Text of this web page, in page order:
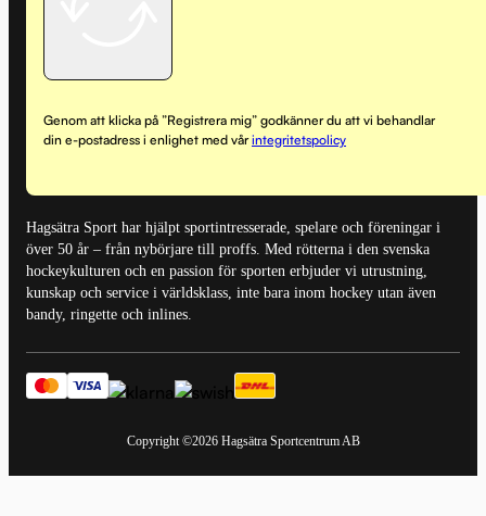
Genom att klicka på ”Registrera mig” godkänner du att vi behandlar
din e-postadress i enlighet med vårintegritetspolicy
Hagsätra Sport har hjälpt sportintresserade, spelare och föreningar i
över 50 år – från nybörjare till proffs. Med rötterna i den svenska
hockeykulturen och en passion för sporten erbjuder vi utrustning,
kunskap och service i världsklass, inte bara inom hockey utan även
bandy, ringette och inlines.
Copyright ©2026 Hagsätra Sportcentrum AB